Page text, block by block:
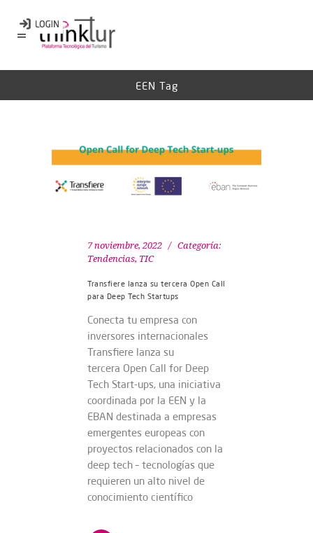
EEN Tag
7 noviembre, 2022
Categoría:
Tendencias, TIC
Transfiere lanza su tercera Open Call
para Deep Tech Startups
Conecta tu empresa con
inversores internacionales
Transfiere lanza su
tercera Open Call for Deep
Tech Start-ups, una iniciativa
coordinada por la EEN y la
EBAN destinada a empresas
emergentes europeas con
proyectos relacionados con la
deep tech – tecnologías que
requieren un alto nivel de
conocimiento científico